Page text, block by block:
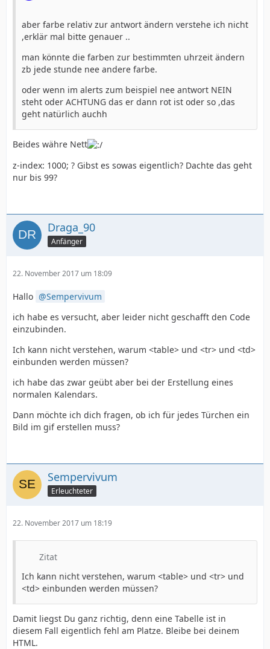
aber farbe relativ zur antwort ändern verstehe ich nicht
,erklär mal bitte genauer ..
man könnte die farben zur bestimmten uhrzeit ändern
zb jede stunde nee andere farbe.
oder wenn im alerts zum beispiel nee antwort NEIN
steht oder ACHTUNG das er dann rot ist oder so ,das
geht natürlich auchh
Beides währe Nett
z-index: 1000; ? Gibst es sowas eigentlich? Dachte das geht
nur bis 99?
Draga_90
Anfänger
22. November 2017 um 18:09
Hallo
Sempervivum
ich habe es versucht, aber leider nicht geschafft den Code
einzubinden.
Ich kann nicht verstehen, warum <table> und <tr> und <td>
einbunden werden müssen?
ich habe das zwar geübt aber bei der Erstellung eines
normalen Kalendars.
Dann möchte ich dich fragen, ob ich für jedes Türchen ein
Bild im gif erstellen muss?
Sempervivum
Erleuchteter
22. November 2017 um 18:19
Zitat
Ich kann nicht verstehen, warum <table> und <tr> und
<td> einbunden werden müssen?
Damit liegst Du ganz richtig, denn eine Tabelle ist in
diesem Fall eigentlich fehl am Platze. Bleibe bei deinem
HTML.